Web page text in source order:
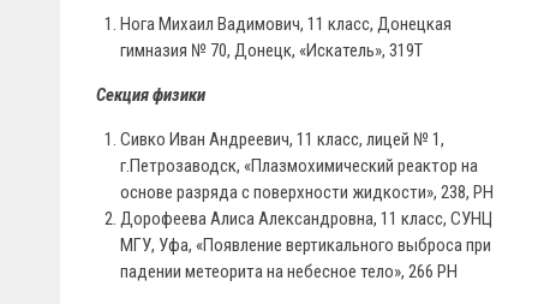
Нога Михаил Вадимович, 11 класс, Донецкая
гимназия № 70, Донецк, «Искатель», 319Т
Секция физики
Сивко Иван Андреевич, 11 класс, лицей № 1,
г.Петрозаводск, «Плазмохимический реактор на
основе разряда с поверхности жидкости», 238, PH
Дорофеева Алиса Александровна, 11 класс, СУНЦ
МГУ, Уфа, «Появление вертикального выброса при
падении метеорита на небесное тело», 266 РН